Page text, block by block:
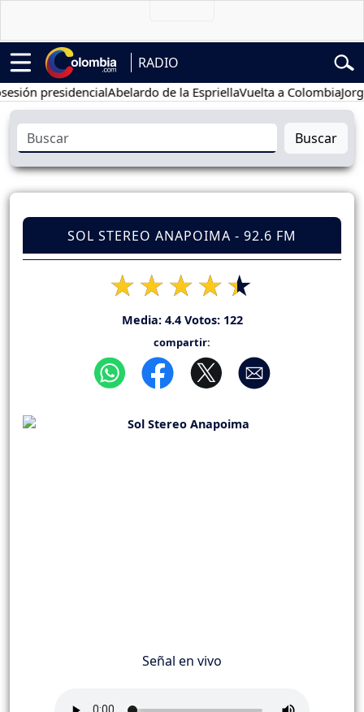
RADIO
presidencialAbelardo de la EspriellaVuelta a ColombiaJorge
Buscar
SOL STEREO ANAPOIMA - 92.6 FM
Media: 4.4Votos: 122
compartir:
Señal en vivo